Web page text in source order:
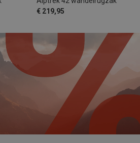
€ 219,95